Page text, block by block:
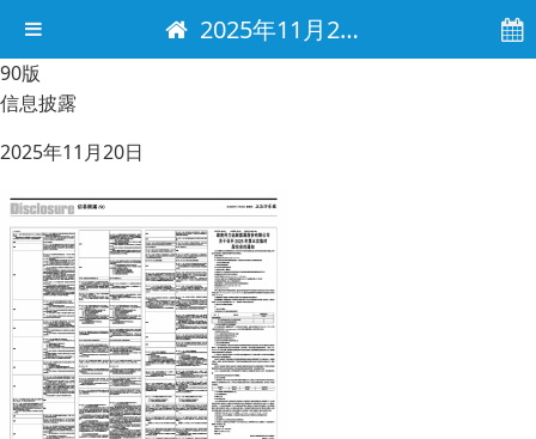
2025年11月20日 电子报
90版
信息披露
2025年11月20日